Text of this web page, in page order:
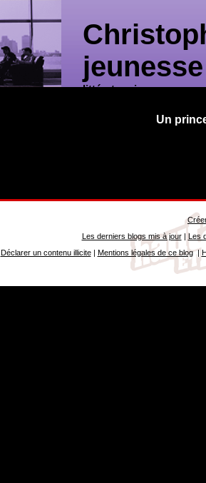
jeunesse
littérature jeunesse
Un
Les derniers blogs mis à jour| Les
Déclarer un contenu illicite| Mentions légales de ce blog|